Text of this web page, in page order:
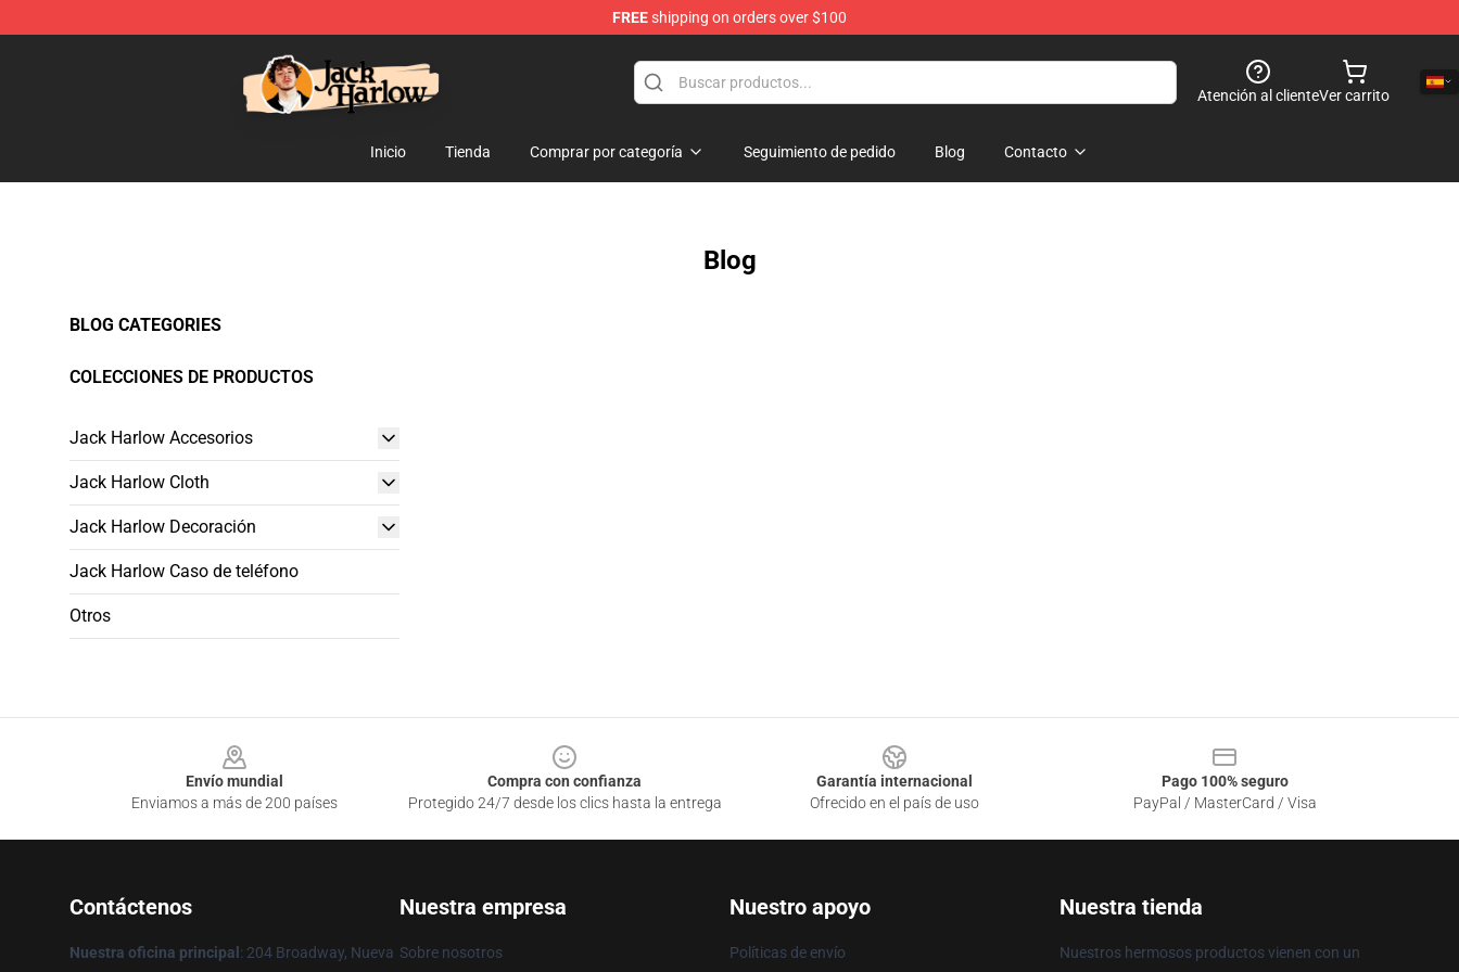
FREEshipping on orders over $100
Jack Harlow Shop - Official Jack Harlow Merchandise Store
Atención al clienteVer carrito
Inicio Tienda Comprar por categoría Seguimiento de pedido Blog Contacto
Blog
BLOG CATEGORIES
COLECCIONES DE PRODUCTOS
Jack Harlow Accesorios
Jack Harlow Cloth
Jack Harlow Decoración
Jack Harlow Caso de teléfono
Otros
Envío mundial
Enviamos a más de 200 países
Compra con confianza
Protegido 24/7 desde los clics hasta la entrega
Garantía internacional
Ofrecido en el país de uso
Pago 100% seguro
PayPal / MasterCard / Visa
Contáctenos
Nuestra oficina principal : 204 Broadway, Nueva
Nuestra empresa
Sobre nosotros
Nuestro apoyo
Políticas de envío
Nuestra tienda
Nuestros hermosos productos vienen con un